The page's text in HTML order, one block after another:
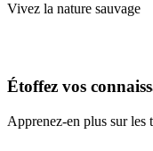
Vivez la nature sauvage
Étoffez vos
Apprenez-en plus sur les